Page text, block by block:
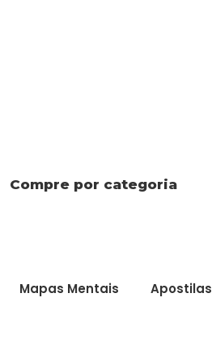
Compre por categoria
Mapas Mentais Apostilas